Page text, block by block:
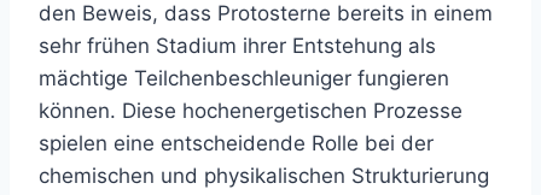
den Beweis, dass Protosterne bereits in einem
sehr frühen Stadium ihrer Entstehung als
mächtige Teilchenbeschleuniger fungieren
können. Diese hochenergetischen Prozesse
spielen eine entscheidende Rolle bei der
chemischen und physikalischen Strukturierung